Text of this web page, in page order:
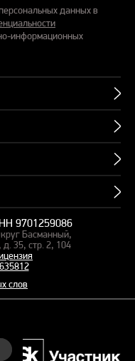
данных в
информационных
9701259086
Басманный,
35, стр. 2, 104
слов